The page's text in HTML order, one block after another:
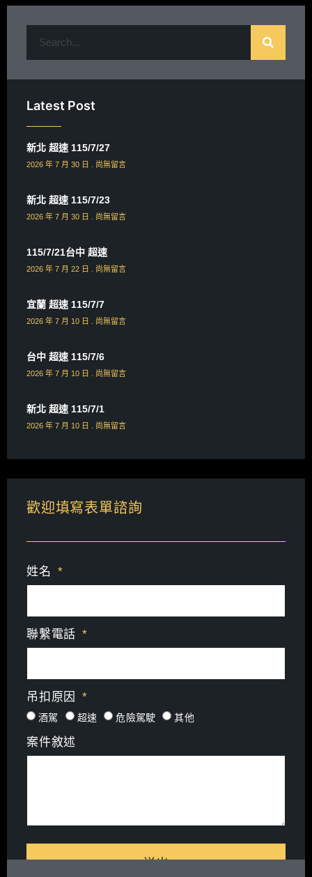
Latest Post
新北 超速 115/7/27
2026 年 7 月 30 日 尚無留言
新北 超速 115/7/23
2026 年 7 月 30 日 尚無留言
115/7/21台中 超速
2026 年 7 月 22 日 尚無留言
宜蘭 超速 115/7/7
2026 年 7 月 10 日 尚無留言
台中 超速 115/7/6
2026 年 7 月 10 日 尚無留言
新北 超速 115/7/1
2026 年 7 月 10 日 尚無留言
歡迎填寫表單諮詢
姓名
聯繫電話
吊扣原因
酒駕 超速 危險駕駛 其他
案件敘述
送出